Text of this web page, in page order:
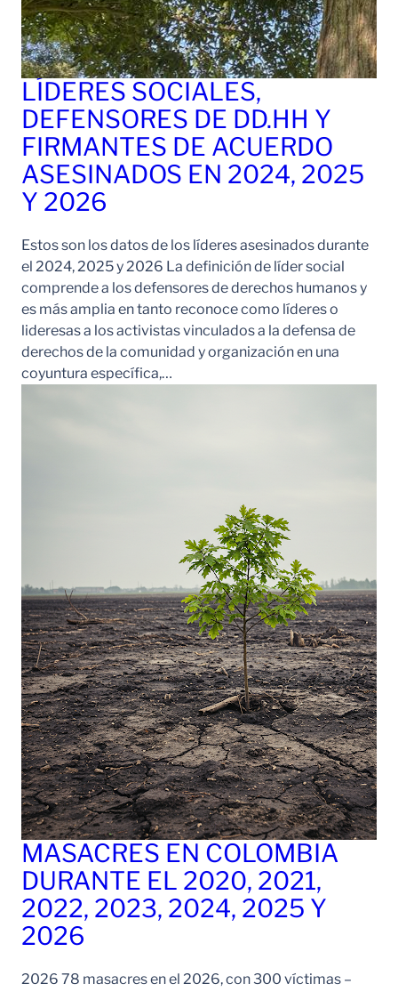
LÍDERES SOCIALES,
DEFENSORES DE DD.HH Y
FIRMANTES DE ACUERDO
ASESINADOS EN 2024, 2025
Y 2026
Estos son los datos de los líderes asesinados durante
el 2024, 2025 y 2026 La definición de líder social
comprende a los defensores de derechos humanos y
es más amplia en tanto reconoce como líderes o
lideresas a los activistas vinculados a la defensa de
derechos de la comunidad y organización en una
coyuntura específica,…
MASACRES EN COLOMBIA
DURANTE EL 2020, 2021,
2022, 2023, 2024, 2025 Y
2026
2026 78 masacres en el 2026, con 300 víctimas –